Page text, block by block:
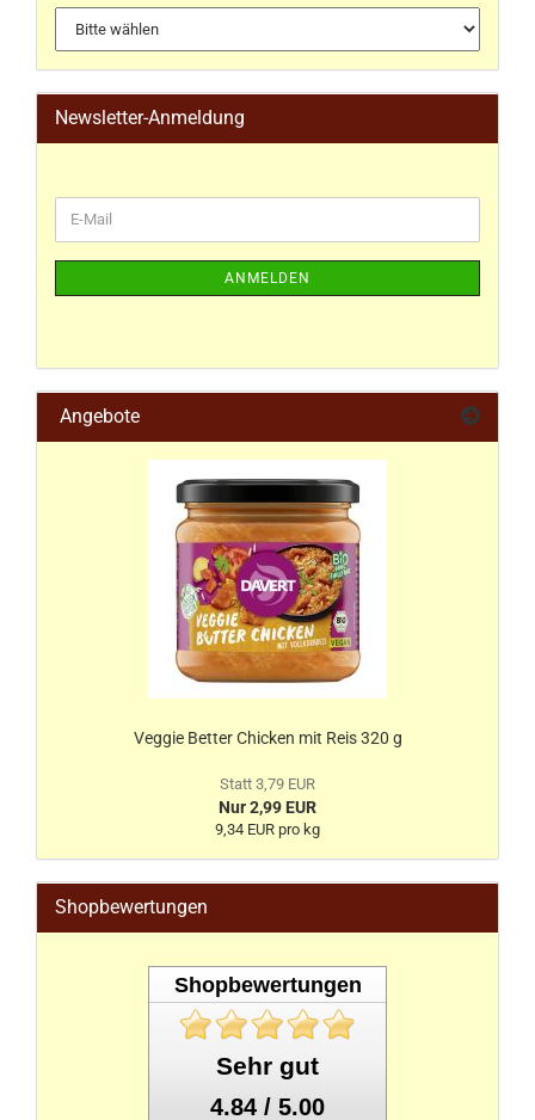
Newsletter-Anmeldung
ANMELDEN
Angebote
Veggie Better Chicken mit Reis 320 g
Statt 3,79 EUR
Nur 2,99 EUR
9,34 EUR pro kg
Shopbewertungen
Shopbewertungen
Sehr gut
4.84 / 5.00